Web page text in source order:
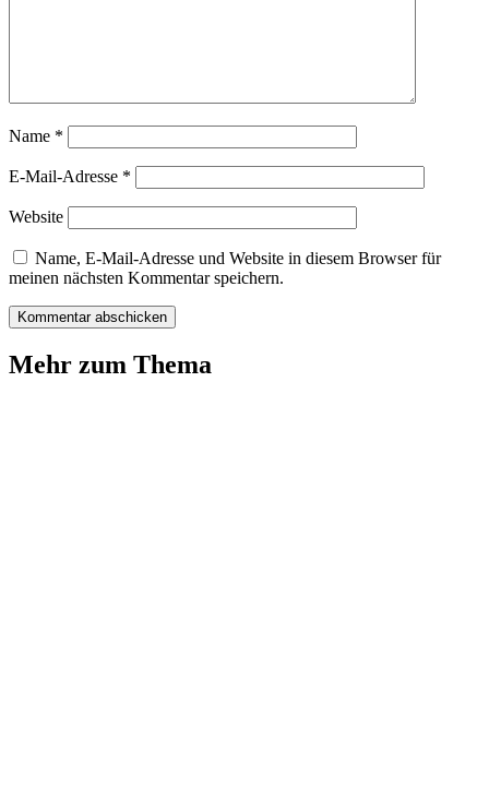
Name *
E-Mail-Adresse *
Website
Name, E-Mail-Adresse und Website in diesem Browser für
meinen nächsten Kommentar speichern.
Mehr zum Thema